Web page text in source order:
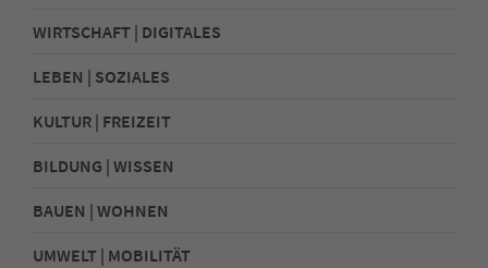
WIRTSCHAFT | DIGITALES
LEBEN | SOZIALES
KULTUR | FREIZEIT
BILDUNG | WISSEN
BAUEN | WOHNEN
UMWELT | MOBILITÄT